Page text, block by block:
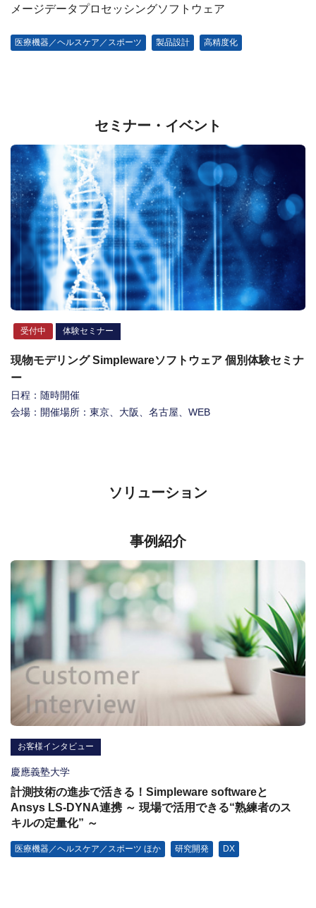
メージデータプロセッシングソフトウェア
医療機器／ヘルスケア／スポーツ 製品設計 高精度化
セミナー・イベント
受付中 体験セミナー
現物モデリング Simplewareソフトウェア 個別体験セミナ
ー
日程：随時開催
会場：開催場所：東京、大阪、名古屋、WEB
ソリューション
事例紹介
お客様インタビュー
慶應義塾大学
計測技術の進歩で活きる！Simpleware softwareと
Ansys LS-DYNA連携 ～ 現場で活用できる“熟練者のス
キルの定量化” ～
医療機器／ヘルスケア／スポーツ ほか 研究開発 DX